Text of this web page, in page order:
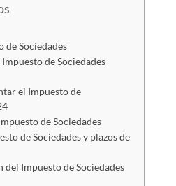
de Sociedades
de Sociedades
el Impuesto de
de Sociedades
de Sociedades y plazos de
del Impuesto de Sociedades